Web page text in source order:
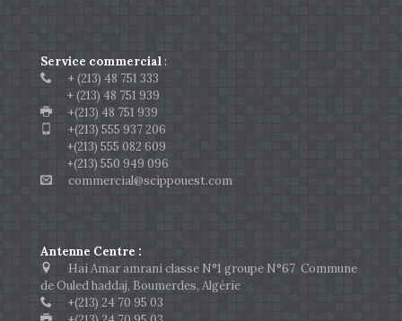
Service commercial:
+ (213) 48 751 333
+ (213) 48 751 939
+(213) 48 751 939
+(213) 555 937 206
+(213) 555 082 609
+(213) 550 949 096
commercial@scippouest.com
Antenne Centre :
Hai Amar amrani classe N°1 groupe N°67 Commune
de Ouled haddaj, Boumerdes, Algérie
+(213) 24 70 95 03